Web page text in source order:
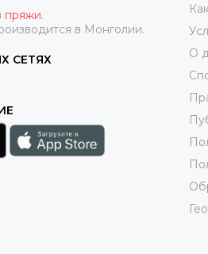
пряжи.
в Монголии.
СЕТЯХ
О